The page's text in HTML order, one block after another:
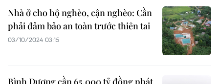
Nhà ở cho hộ nghèo, cận nghèo: Cần
phải đảm bảo an toàn trước thiên tai
03/10/2024 03:15
Bình Dương cần 65.000 tỷ đồng phát